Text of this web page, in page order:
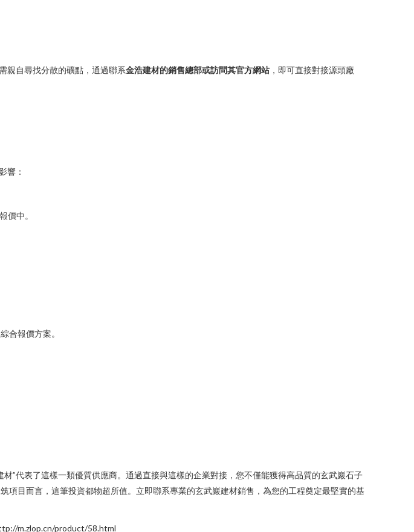
親自尋找分散的礦點，通過聯系金浩建材的銷售總部或訪問其官方網站 ，即可直接對接源頭廠
響：
價中。
合報價方案。
”代表了這樣一類優質供應商。通過直接與這樣的企業對接，您不僅能獲得高品質的玄武巖石子
目而言，這筆投資都物超所值。立即聯系專業的玄武巖建材銷售，為您的工程奠定最堅實的基
m.zlop.cn/product/58.html